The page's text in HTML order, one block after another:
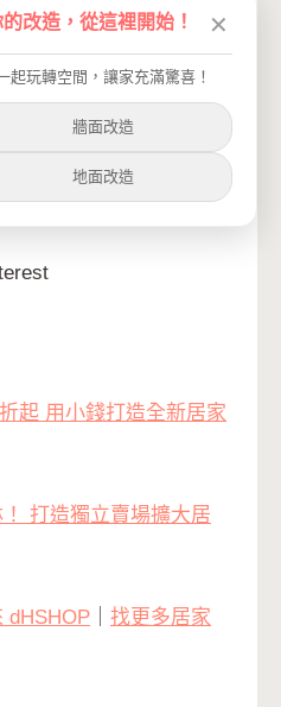
起 用小錢打造全新居家
打造獨立賣場擴大居
dHSHOP
找更多居家
改造，從這裡開始！ ✕
起玩轉空間，讓家充滿驚喜！
牆面改造
地面改造